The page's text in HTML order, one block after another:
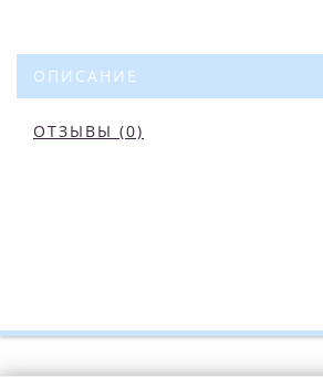
ОПИСАНИЕ
ОТЗЫВЫ (0)